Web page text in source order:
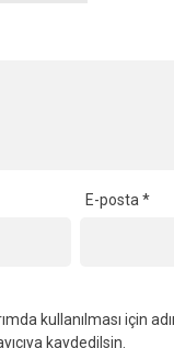
E-posta*
kullanılması için
kaydedilsin.